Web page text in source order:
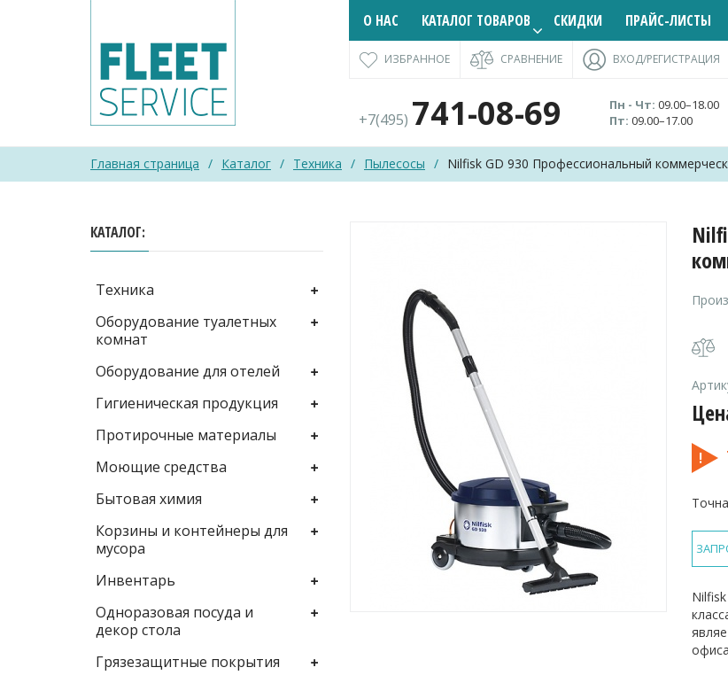
О НАС КАТАЛОГ ТОВАРОВ СКИДКИ ПРАЙС-ЛИСТЫ
ИЗБРАННОЕ СРАВНЕНИЕ ВХОД/РЕГИСТРАЦИЯ
+7(495) 741-08-69 Пн - Чт: 09.00–18.00
Пт: 09.00–17.00
Главная страница / Каталог / Техника / Пылесосы / Nilfisk GD 930 Профессиональный
КАТАЛОГ
Техника
Оборудование туалетных
комнат
Оборудование для отелей
Гигиеническая продукция
Протирочные материалы
Моющие средства
Бытовая химия
Корзины и контейнеры для
мусора
Инвентарь
Одноразовая посуда и
декор стола
Грязезащитные покрытия